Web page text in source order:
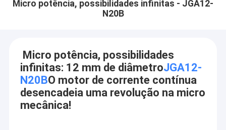
Micro potência, possibilidades infinitas - JGA12-
N20B
Micro potência, possibilidades
infinitas: 12 mm de diâmetroJGA12-
N20BO motor de corrente contínua
desencadeia uma revolução na micro
mecânica!